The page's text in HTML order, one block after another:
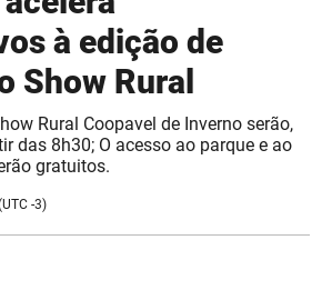
à edição de
Show Rural
Rural Coopavel de Inverno serão,
das 8h30; O acesso ao parque e ao
gratuitos.
-3)